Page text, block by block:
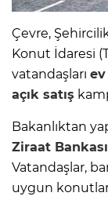
Çevre,
Konut İdaresi
vatandaşları
açık satış
Bakanlıktan
Ziraat Bankası
Vatandaşlar,
uygun